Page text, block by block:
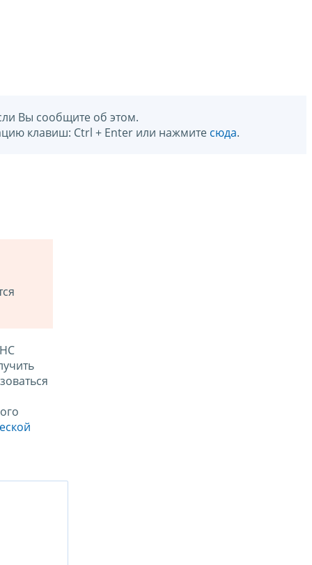
Вы сообщите об этом.
клавиш: Ctrl + Enter или нажмите сюда.